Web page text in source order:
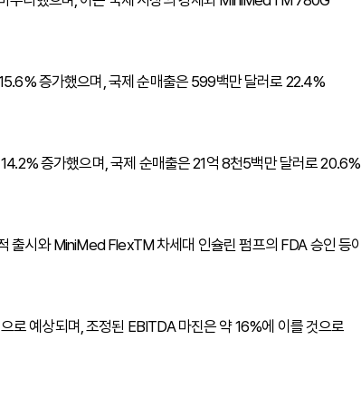
증가했으며, 국제 순매출은 599백만 달러로 22.4%
증가했으며, 국제 순매출은 21억 8천5백만 달러로 20.6%
시와 MiniMed FlexTM 차세대 인슐린 펌프의 FDA 승인 등이
로 예상되며, 조정된 EBITDA 마진은 약 16%에 이를 것으로